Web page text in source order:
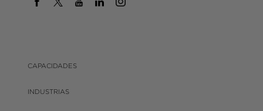
CAPACIDADES
INDUSTRIAS